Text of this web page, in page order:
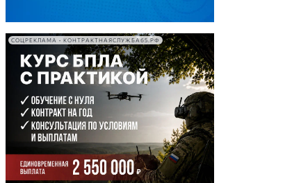
СОЦРЕКЛАМА • КОНТРАКТНАЯСЛУЖБА65.РФ